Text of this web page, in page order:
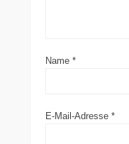
Name *
E-Mail-Adresse *